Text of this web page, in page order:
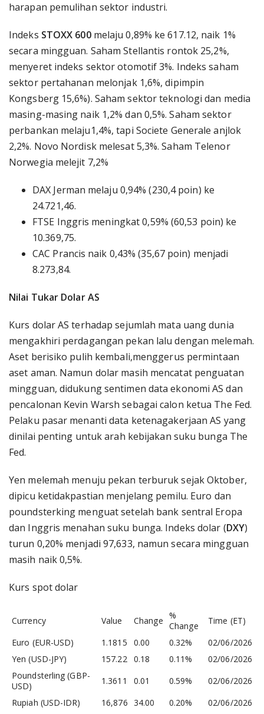
harapan pemulihan sektor industri.
Indeks STOXX 600melaju 0,89% ke 617.12, naik 1%
secara mingguan. Saham Stellantis rontok 25,2%,
menyeret indeks sektor otomotif 3%. Indeks saham
sektor pertahanan melonjak 1,6%, dipimpin
Kongsberg 15,6%). Saham sektor teknologi dan media
masing-masing naik 1,2% dan 0,5%. Saham sektor
perbankan melaju1,4%, tapi Societe Generale anjlok
2,2%. Novo Nordisk melesat 5,3%. Saham Telenor
Norwegia melejit 7,2%
DAX Jerman melaju 0,94% (230,4 poin) ke
24.721,46.
FTSE Inggris meningkat 0,59% (60,53 poin) ke
10.369,75.
CAC Prancis naik 0,43% (35,67 poin) menjadi
8.273,84.
Nilai Tukar Dolar AS
Kurs dolar AS terhadap sejumlah mata uang dunia
mengakhiri perdagangan pekan lalu dengan melemah.
Aset berisiko pulih kembali,menggerus permintaan
aset aman. Namun dolar masih mencatat penguatan
mingguan, didukung sentimen data ekonomi AS dan
pencalonan Kevin Warsh sebagai calon ketua The Fed.
Pelaku pasar menanti data ketenagakerjaan AS yang
dinilai penting untuk arah kebijakan suku bunga The
Fed.
Yen melemah menuju pekan terburuk sejak Oktober,
dipicu ketidakpastian menjelang pemilu. Euro dan
poundsterking menguat setelah bank sentral Eropa
dan Inggris menahan suku bunga. Indeks dolar (DXY)
turun 0,20% menjadi 97,633, namun secara mingguan
masih naik 0,5%.
Kurs spot dolar
Currency Value Change %
Change
Time (ET)
Euro (EUR-USD)
1.1815 0.00 0.32%
02/06/2026
Yen (USD-JPY)
157.22 0.18 0.11%
02/06/2026
Poundsterling (GBP-
USD)
1.3611 0.01 0.59%
02/06/2026
Rupiah (USD-IDR)
16,876 34.00 0.20%
02/06/2026